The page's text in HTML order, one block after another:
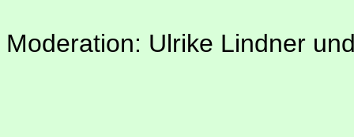
Moderation: Ulrike Lindner